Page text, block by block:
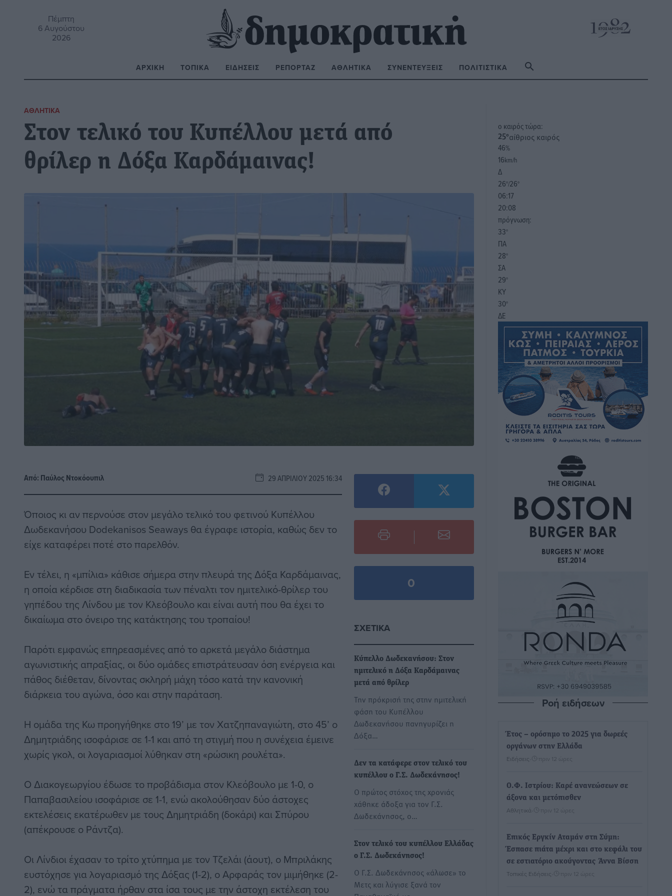
Πέμπτη
6 Αυγούστου
2026
ΑΡΧΙΚΉ ΤΟΠΙΚΆ ΕΙΔΉΣΕΙΣ ΡΕΠΟΡΤΆΖ ΑΘΛΗΤΙΚΆ ΣΥΝΕΝΤΕΎΞΕΙΣ ΠΟΛΙΤΙΣΤΙΚΆ
ΑΘΛΗΤΙΚΆ
Στον τελικό του Κυπέλλου μετά από
θρίλερ η Δόξα Καρδάμαινας!
Από: Παύλος Nτοκόουπιλ 29 ΑΠΡΙΛΊΟΥ 2025 16:34
Όποιος κι αν περνούσε στον μεγάλο τελικό του φετινού Κυπέλλου
Δωδεκανήσου Dodekanisos Seaways θα έγραφε ιστορία, καθώς δεν το
είχε καταφέρει ποτέ στο παρελθόν.
Εν τέλει, η «μπίλια» κάθισε σήμερα στην πλευρά της Δόξα Καρδάμαινας,
η οποία κέρδισε στη διαδικασία των πέναλτι τον ημιτελικό-θρίλερ του
γηπέδου της Λίνδου με τον Κλεόβουλο και είναι αυτή που θα έχει το
δικαίωμα στο όνειρο της κατάκτησης του τροπαίου!
Παρότι εμφανώς επηρεασμένες από το αρκετά μεγάλο διάστημα
αγωνιστικής απραξίας, οι δύο ομάδες επιστράτευσαν όση ενέργεια και
πάθος διέθεταν, δίνοντας σκληρή μάχη τόσο κατά την κανονική
διάρκεια του αγώνα, όσο και στην παράταση.
Η ομάδα της Κω προηγήθηκε στο 19’ με τον Χατζηπαναγιώτη, στο 45’ ο
Δημητριάδης ισοφάρισε σε 1-1 και από τη στιγμή που η συνέχεια έμεινε
χωρίς γκολ, οι λογαριασμοί λύθηκαν στη «ρώσικη ρουλέτα».
Ο Διακογεωργίου έδωσε το προβάδισμα στον Κλεόβουλο με 1-0, ο
Παπαβασιλείου ισοφάρισε σε 1-1, ενώ ακολούθησαν δύο άστοχες
εκτελέσεις εκατέρωθεν με τους Δημητριάδη (δοκάρι) και Σπύρου
(απέκρουσε ο Ράντζα).
Οι Λίνδιοι έχασαν το τρίτο χτύπημα με τον Τζελάι (άουτ), ο Μπριλάκης
ευστόχησε για λογαριασμό της Δόξας (1-2), ο Αρφαράς τον μιμήθηκε (2-
2), ενώ τα πράγματα ήρθαν στα ίσα τους με την άστοχη εκτέλεση του
0
ΣΧΕΤΙΚΆ
Κύπελλο Δωδεκανήσου: Στον
ημιτελικό η Δόξα Καρδάμαινας
μετά από θρίλερ
Την πρόκρισή της στην ημιτελική
φάση του Κυπέλλου
Δωδεκανήσου πανηγυρίζει η
Δόξα…
Δεν τα κατάφερε στον τελικό του
κυπέλλου ο Γ.Σ. Δωδεκάνησος!
Ο πρώτος στόχος της χρονιάς
χάθηκε άδοξα για τον Γ.Σ.
Δωδεκάνησος, ο…
Στον τελικό του κυπέλλου Ελλάδας
ο Γ.Σ. Δωδεκάνησος!
Ο Γ.Σ. Δωδεκάνησος «άλωσε» το
Μετς και λύγισε ξανά τον
o καιρός τώρα:
25°αίθριος καιρός
46%
16km/h
Δ
26°/26°
06:17
20:08
πρόγνωση:
33°
ΠΑ
28°
ΣΑ
29°
ΚΥ
30°
ΔΕ
Ροή ειδήσεων
Έτος – ορόσημο το 2025 για δωρεές
οργάνων στην Ελλάδα
Ειδήσεις πριν 12 ώρες
Ο.Φ. Ιστρίου: Καρέ ανανεώσεων σε
άξονα και μετόπισθεν
Αθλητικά πριν 12 ώρες
Επικός Εργκίν Αταμάν στη Σύμη:
Έσπασε πιάτα μέχρι και στο κεφάλι του
σε εστιατόριο ακούγοντας Άννα Βίσση
Τοπικές Ειδήσεις πριν 12 ώρες